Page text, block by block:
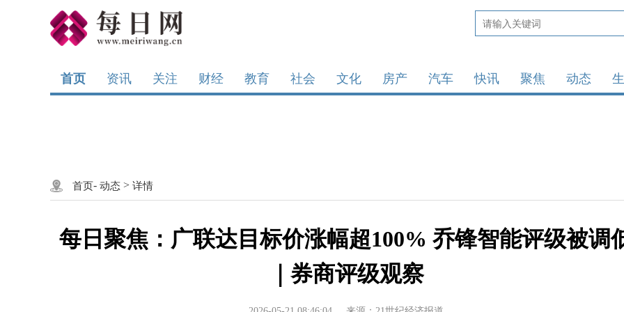
首页 资讯 关注 财经 教育 社会 文化 房产 汽车 快讯 聚焦 动态
首页- 动态 > 详情
每日聚焦：广联达目标价涨幅超100% 乔锋智能评级被调
｜券商评级观察